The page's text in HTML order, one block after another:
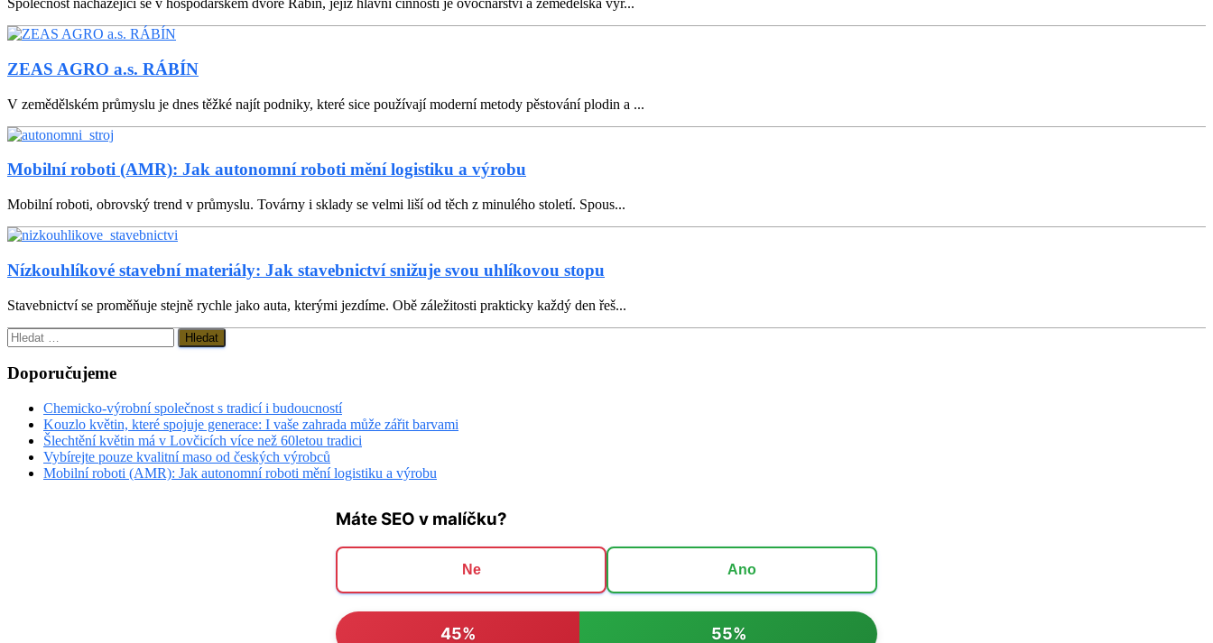
Společnost nacházející se v hospodářském dvoře Rábín, jejiž hlavní činností je ovocnářství a zemědělská výr...
ZEAS AGRO a.s. RÁBÍN
V zemědělském průmyslu je dnes těžké najít podniky, které sice používají moderní metody pěstování plodin a ...
Mobilní roboti (AMR): Jak autonomní roboti mění logistiku a výrobu
Mobilní roboti, obrovský trend v průmyslu. Továrny i sklady se velmi liší od těch z minulého století. Spous...
Nízkouhlíkové stavební materiály: Jak stavebnictví snižuje svou uhlíkovou stopu
Stavebnictví se proměňuje stejně rychle jako auta, kterými jezdíme. Obě záležitosti prakticky každý den řeš...
Vyhledávání
Doporučujeme
Chemicko-výrobní společnost s tradicí i budoucností
Kouzlo květin, které spojuje generace: I vaše zahrada může zářit barvami
Šlechtění květin má v Lovčicích více než 60letou tradici
Vybírejte pouze kvalitní maso od českých výrobců
Mobilní roboti (AMR): Jak autonomní roboti mění logistiku a výrobu
Máte SEO v malíčku?
Ne Ano
45% 55%